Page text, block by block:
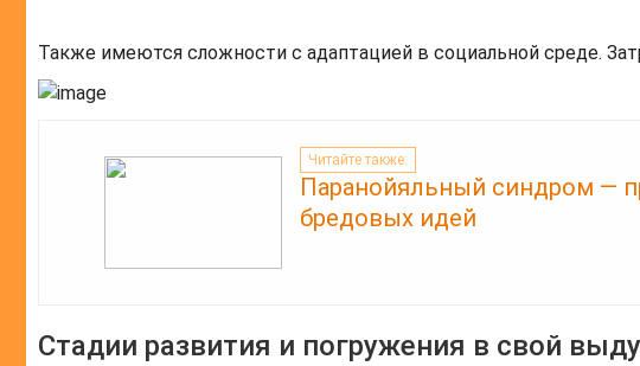
Также имеются сложности с адаптацией в социальной среде.
Читайте также:
Паранойяльный синдром —
бредовых идей
Стадии развития и погружения в свой